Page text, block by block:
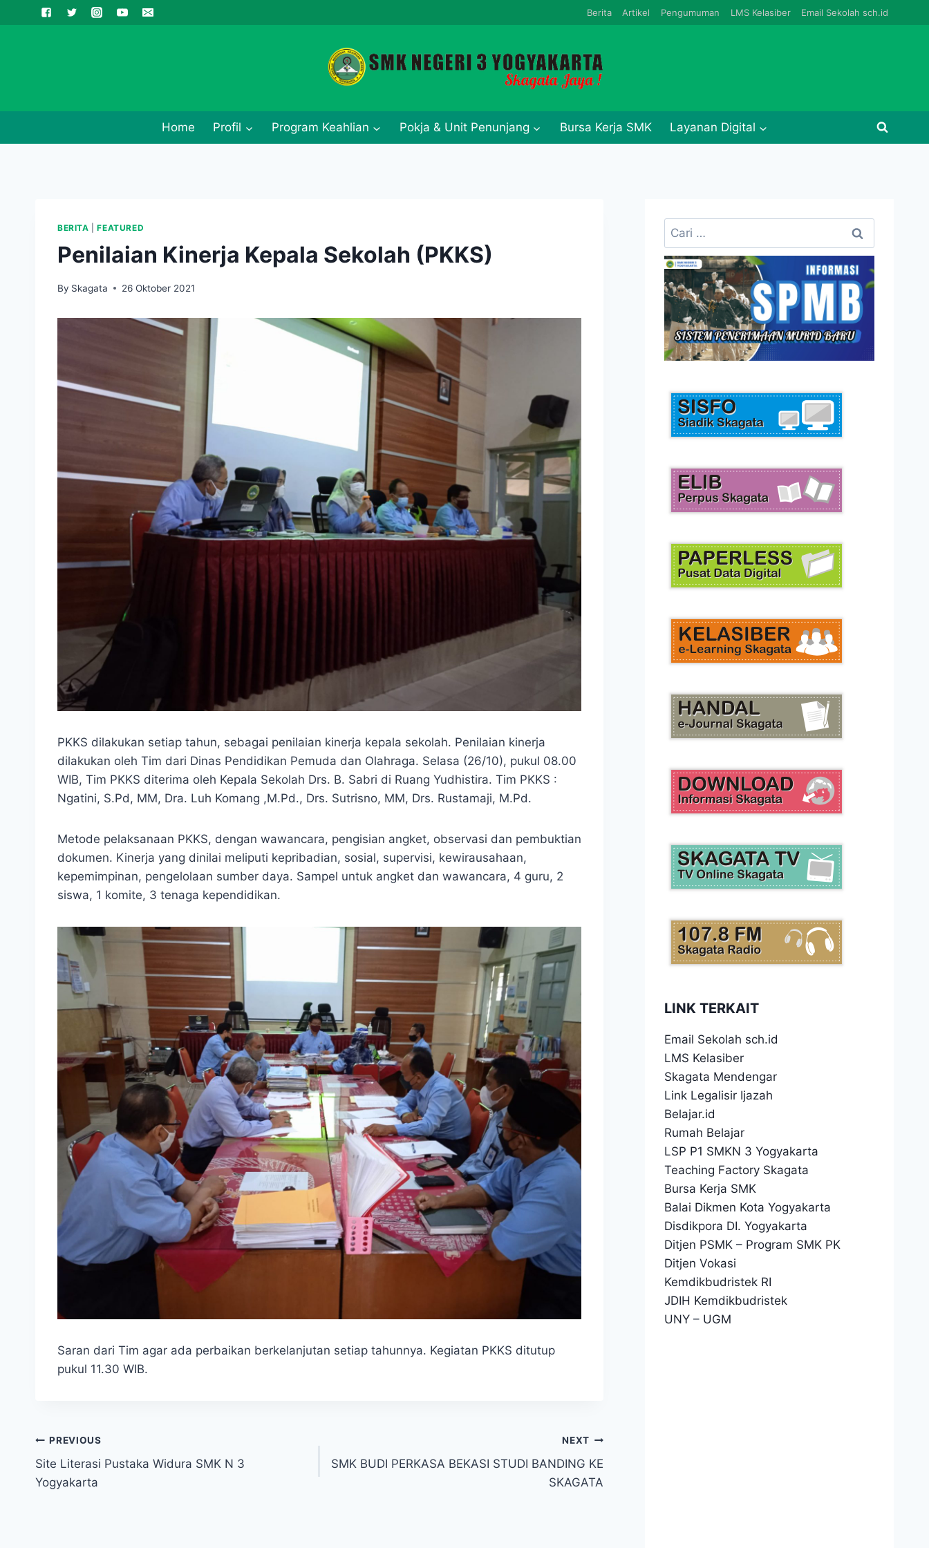
to
Berita Artikel Pengumuman LMS Kelasiber Email Sekolah sch.id
Home Profil Program Keahlian Pokja & Unit Penunjang Bursa Kerja SMK Layanan Digital
BERITA |FEATURED
Penilaian Kinerja Kepala Sekolah (PKKS)
By Skagata 26 Oktober 2021
PKKS dilakukan setiap tahun, sebagai penilaian kinerja kepala sekolah. Penilaian kinerja
dilakukan oleh Tim dari Dinas Pendidikan Pemuda dan Olahraga. Selasa (26/10), pukul 08.00
WIB, Tim PKKS diterima oleh Kepala Sekolah Drs. B. Sabri di Ruang Yudhistira. Tim PKKS :
Ngatini, S.Pd, MM, Dra. Luh Komang ,M.Pd., Drs. Sutrisno, MM, Drs. Rustamaji, M.Pd.
Metode pelaksanaan PKKS, dengan wawancara, pengisian angket, observasi dan pembuktian
dokumen. Kinerja yang dinilai meliputi kepribadian, sosial, supervisi, kewirausahaan,
kepemimpinan, pengelolaan sumber daya. Sampel untuk angket dan wawancara, 4 guru, 2
siswa, 1 komite, 3 tenaga kependidikan.
Saran dari Tim agar ada perbaikan berkelanjutan setiap tahunnya. Kegiatan PKKS ditutup
pukul 11.30 WIB.
Navigasi
pos
PREVIOUS
Site Literasi Pustaka Widura SMK N 3
Yogyakarta
NEXT
SMK BUDI PERKASA BEKASI STUDI BANDING KE
SKAGATA
Cari
untuk:
LINK TERKAIT
Email Sekolah sch.id
LMS Kelasiber
Skagata Mendengar
Link Legalisir Ijazah
Belajar.id
Rumah Belajar
LSP P1 SMKN 3 Yogyakarta
Teaching Factory Skagata
Bursa Kerja SMK
Balai Dikmen Kota Yogyakarta
Disdikpora DI. Yogyakarta
Ditjen PSMK– Program SMK PK
Ditjen Vokasi
Kemdikbudristek RI
JDIH Kemdikbudristek
UNY– UGM